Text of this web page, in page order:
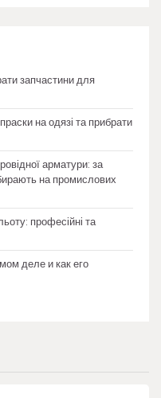
запчастини для
на одязі та прибрати
арматури: за
на промислових
професійні та
деле и как его